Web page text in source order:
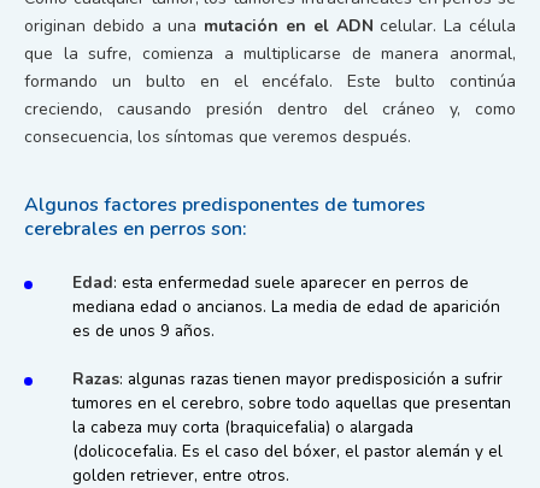
originan debido a una mutación en el ADNcelular. La célula
que la sufre, comienza a multiplicarse de manera anormal,
formando un bulto en el encéfalo. Este bulto continúa
creciendo, causando presión dentro del cráneo y, como
consecuencia, los síntomas que veremos después.
Algunos factores predisponentes de tumores
cerebrales en perros son:
Edad: esta enfermedad suele aparecer en perros de
mediana edad o ancianos. La media de edad de aparición
es de unos 9 años.
Razas: algunas razas tienen mayor predisposición a sufrir
tumores en el cerebro, sobre todo aquellas que presentan
la cabeza muy corta (braquicefalia) o alargada
(dolicocefalia. Es el caso del bóxer, el pastor alemán y el
golden retriever, entre otros.